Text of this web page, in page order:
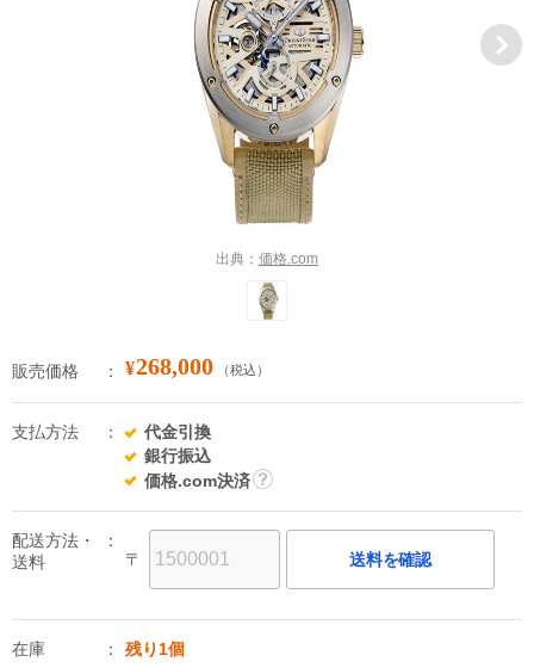
出典： 価格.com
販売価格 ¥268,000 （税込）
支払方法
代金引換
銀行振込
価格.com決済
配送方法・
送料
〒 送料を確認
在庫 残り1個